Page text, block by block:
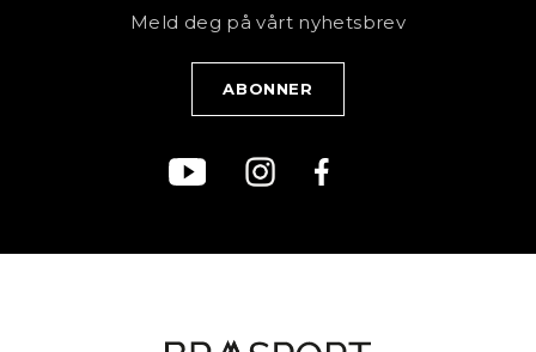
PersonvernerklæringMeld deg på vårt nyhetsbrev